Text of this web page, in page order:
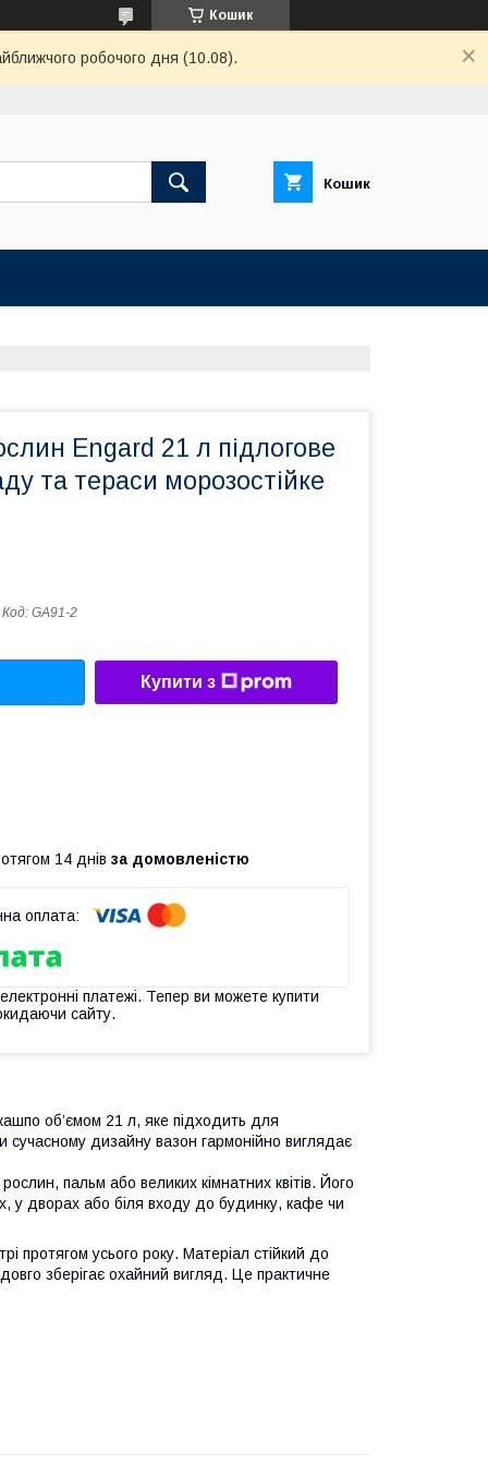
Кошик
робочого дня (10.08).
Кошик
Engard 21 л підлогове
та тераси морозостійке
Код: GA91-2
Купити з
14 днів за домовленістю
платежі. Тепер ви можете купити
сайту.
об’ємом 21 л, яке підходить для
сучасному дизайну вазон гармонійно виглядає
пальм або великих кімнатних квітів. Його
у дворах або біля входу до будинку, кафе чи
протягом усього року. Матеріал стійкий до
зберігає охайний вигляд. Це практичне